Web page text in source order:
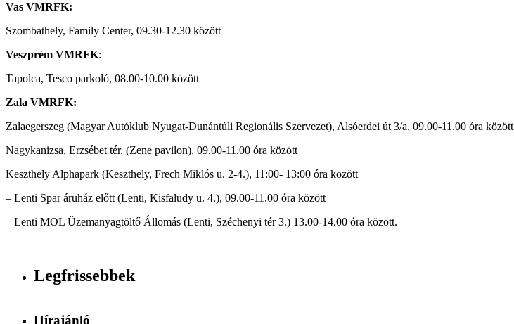
Vas VMRFK:
Szombathely, Family Center, 09.30-12.30 között
Veszprém VMRFK:
Tapolca, Tesco parkoló, 08.00-10.00 között
Zala VMRFK:
Zalaegerszeg (Magyar Autóklub Nyugat-Dunántúli Regionális Szervezet), Alsóerdei út 3/a, 09.00-11.00 óra között
Nagykanizsa, Erzsébet tér. (Zene pavilon), 09.00-11.00 óra között
Keszthely Alphapark (Keszthely, Frech Miklós u. 2-4.), 11:00- 13:00 óra között
– Lenti Spar áruház előtt (Lenti, Kisfaludy u. 4.), 09.00-11.00 óra között
– Lenti MOL Üzemanyagtöltő Állomás (Lenti, Széchenyi tér 3.) 13.00-14.00 óra között.
Legfrissebbek
Hírajánló